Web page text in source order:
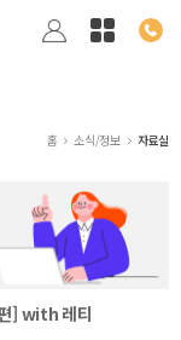
홈 소식/정보 자료실
] with 레티